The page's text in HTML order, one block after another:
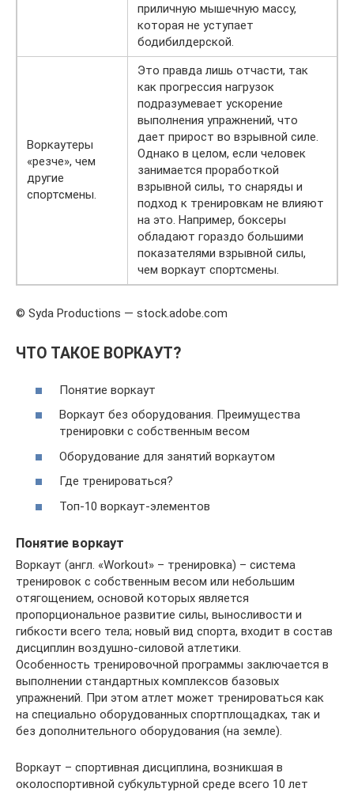
приличную мышечную массу,
которая не уступает
бодибилдерской.
Воркаутеры
«резче», чем
другие
спортсмены.
Это правда лишь отчасти, так
как прогрессия нагрузок
подразумевает ускорение
выполнения упражнений, что
дает прирост во взрывной силе.
Однако в целом, если человек
занимается проработкой
взрывной силы, то снаряды и
подход к тренировкам не влияют
на это. Например, боксеры
обладают гораздо большими
показателями взрывной силы,
чем воркаут спортсмены.
© Syda Productions — stock.adobe.com
ЧТО ТАКОЕ ВОРКАУТ?
Понятие воркаут
Воркаут без оборудования. Преимущества
тренировки с собственным весом
Оборудование для занятий воркаутом
Где тренироваться?
Топ-10 воркаут-элементов
Понятие воркаут
Воркаут (англ. «Workout» – тренировка) – система
тренировок с собственным весом или небольшим
отягощением, основой которых является
пропорциональное развитие силы, выносливости и
гибкости всего тела; новый вид спорта, входит в состав
дисциплин воздушно-силовой атлетики.
Особенность тренировочной программы заключается в
выполнении стандартных комплексов базовых
упражнений. При этом атлет может тренироваться как
на специально оборудованных спортплощадках, так и
без дополнительного оборудования (на земле).
Воркаут – спортивная дисциплина, возникшая в
околоспортивной субкультурной среде всего 10 лет